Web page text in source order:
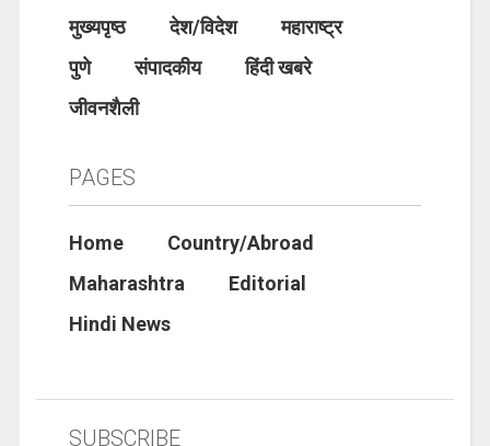
मुख्यपृष्ठ देश/विदेश
महाराष्ट्र
पुणे
संपादकीय
हिंदी खबरे
जीवनशैली
PAGES
Home
Country/Abroad
Maharashtra
Editorial
Hindi News
SUBSCRIBE